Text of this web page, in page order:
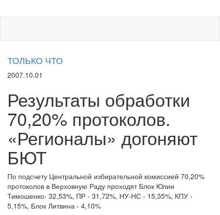
ТОЛЬКО ЧТО
2007.10.01
Результаты обработки
70,20% протоколов.
«Регионалы» догоняют
БЮТ
По подсчету Центральной избирательной комиссией 70,20%
протоколов в Верховную Раду проходят Блок Юлии
Тимошенко- 32,53%, ПР - 31,72%, НУ-НС - 15,35%, КПУ -
5,15%, Блок Литвина - 4,10%